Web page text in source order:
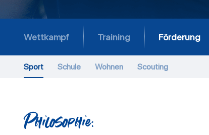
Wettkampf Training Förderung
Sport Schule Wohnen Scouting
Philosophie: